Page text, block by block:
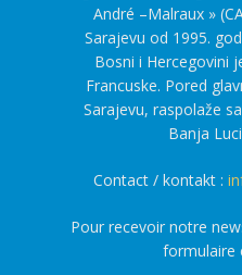
André –Malraux »
Sarajevu od 1995.
Bosni i Hercegovini
Francuske. Pored
Sarajevu, raspolaže
Banja
Contact / kontakt :
Pour recevoir notre
formulaire